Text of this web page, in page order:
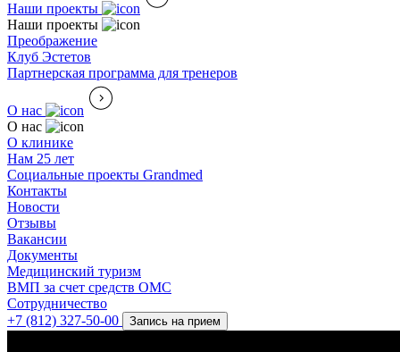
Наши проекты
Наши проекты
Преображение
Клуб Эстетов
Партнерская программа для тренеров
О нас
О нас
О клинике
Нам 25 лет
Социальные проекты Grandmed
Контакты
Новости
Отзывы
Вакансии
Документы
Медицинский туризм
ВМП за счет средств ОМС
Сотрудничество
+7 (812) 327-50-00
Запись на прием